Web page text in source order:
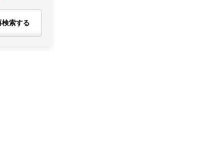
検索する